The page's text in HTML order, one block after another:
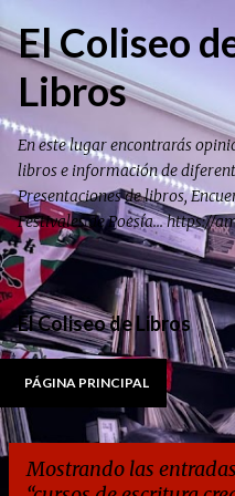
Ir al
El Coliseo
Libros
En este lugar encontrarás
libros e información de
Presentaciones de libros,
Festivales de Poesía... https://
El Coliseo de Libros
PÁGINA PRINCIPAL
Mostrando las